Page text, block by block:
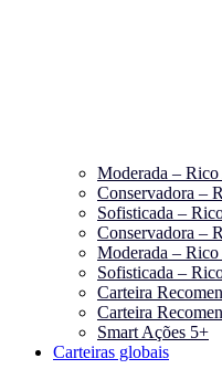
Moderada –
Conservadora –
Sofisticada –
Conservadora –
Moderada –
Sofisticada –
Carteira
Carteira
Smart Ações 5+
Carteiras globais